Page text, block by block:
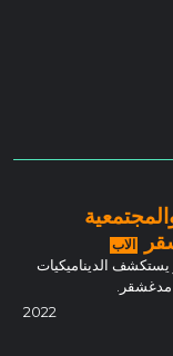
الاب
يستكشف الديناميكيات
2022